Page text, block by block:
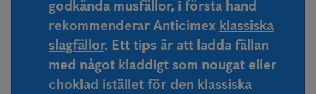
godkända musfällor, i första hand
rekommenderar Anticimex klassiska
slagfällor. Ett tips är att ladda fällan
med något kladdigt som nougat eller
choklad istället för den klassiska